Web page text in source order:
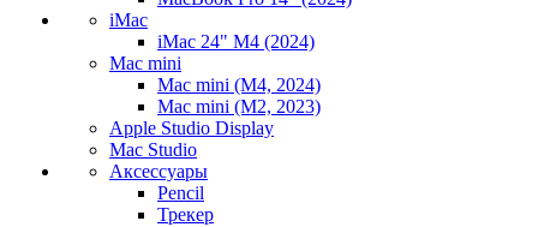
iMac
iMac 24" M4 (2024)
Mac mini
Mac mini (M4, 2024)
Mac mini (M2, 2023)
Apple Studio Display
Mac Studio
Аксессуары
Pencil
Трекер